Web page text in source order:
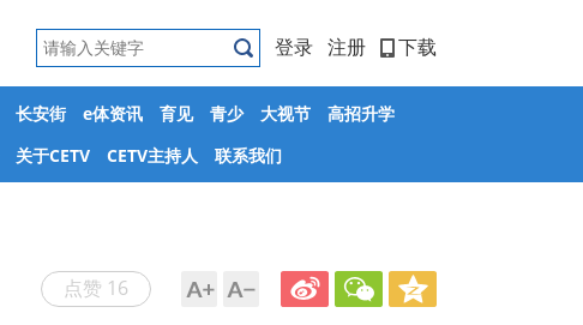
登录 注册 下载
长安街 e体资讯 育见 青少 大视节
高招升学
关于CETV CETV主持人 联系我们
点赞 16